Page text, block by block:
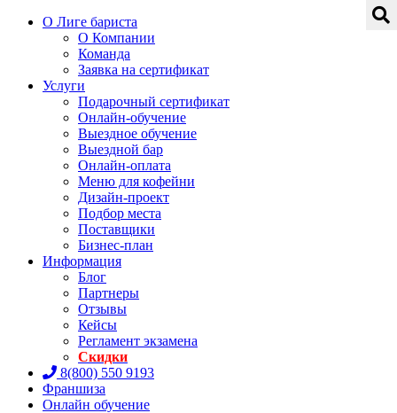
О Лиге бариста
О Компании
Команда
Заявка на сертификат
Услуги
Подарочный сертификат
Онлайн-обучение
Выездное обучение
Выездной бар
Онлайн-оплата
Меню для кофейни
Дизайн-проект
Подбор места
Поставщики
Бизнес-план
Информация
Блог
Партнеры
Отзывы
Кейсы
Регламент экзамена
Скидки
8(800) 550 9193
Франшиза
Онлайн обучение